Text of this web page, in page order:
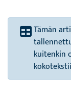
Tämän
kuitenkin